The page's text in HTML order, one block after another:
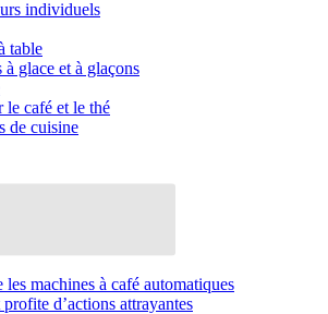
individuels
table
à glace et à glaçons
le café et le thé
de cuisine
les machines à café automatiques
d’actions attrayantes